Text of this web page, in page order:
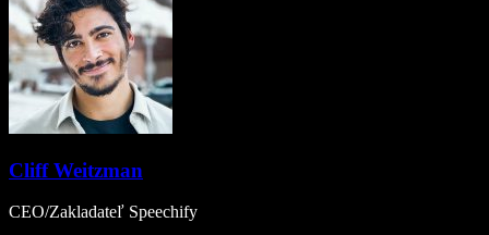
Cliff Weitzman
CEO/Zakladateľ Speechify